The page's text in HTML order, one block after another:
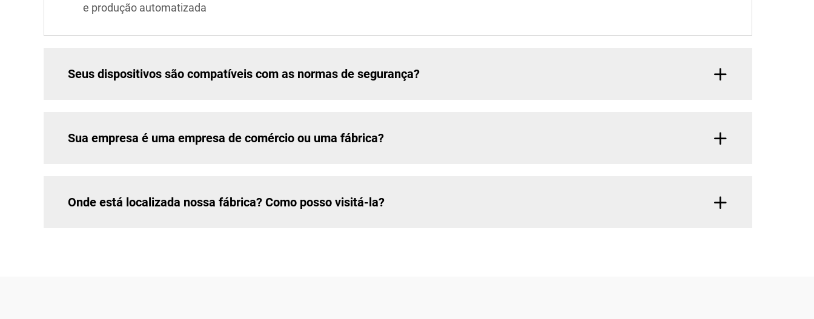
e produção automatizada
Seus dispositivos são compatíveis com as normas de segurança?
Sua empresa é uma empresa de comércio ou uma fábrica?
Onde está localizada nossa fábrica? Como posso visitá-la?